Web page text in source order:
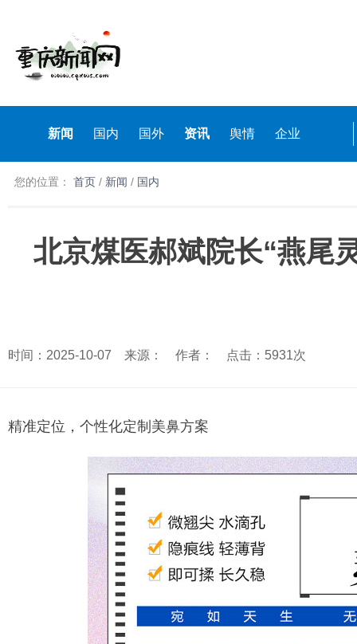
新闻 国内 国外 资讯 舆情 企业
您的位置： 首页 / 新闻 / 国内
北京煤医郝斌院长“燕
时间：2025-10-07 来源： 作者： 点击：5931次
精准定位，个性化定制美鼻方案